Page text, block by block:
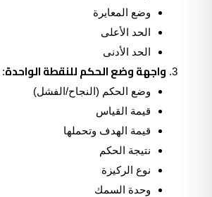
وضع المعايرة
الحد الأعلى
الحد الأدنى
واجهة وضع الحكم للنقطة الواحدة:
وضع الحكم (النجاح/الفشل)
قيمة القياس
قيمة الهدف وتحملها
نتيجة الحكم
نوع الركيزة
وحدة السمك